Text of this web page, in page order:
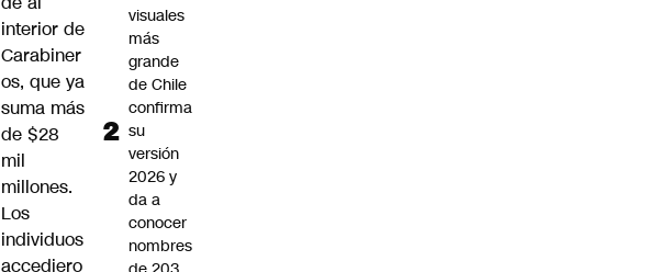
interior de
Carabiner
os, que ya
suma más
de $28
mil
millones.
Los
individuos
accediero
visuales
más
grande
de Chile
confirma
su
versión
2026 y
da a
conocer
nombres